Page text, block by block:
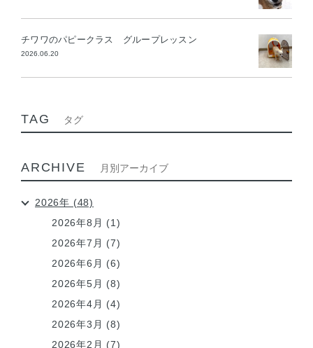
チワワのパピークラス グループレッスン
2026.06.20
TAG タグ
ARCHIVE 月別アーカイブ
2026年 (48)
2026年8月 (1)
2026年7月 (7)
2026年6月 (6)
2026年5月 (8)
2026年4月 (4)
2026年3月 (8)
2026年2月 (7)